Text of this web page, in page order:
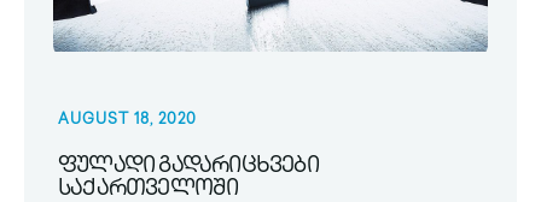
AUGUST 18, 2020
ფულადი გადარიცხვები
საქართველოში